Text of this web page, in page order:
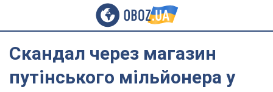
Скандал через магазин
путінського мільйонера у